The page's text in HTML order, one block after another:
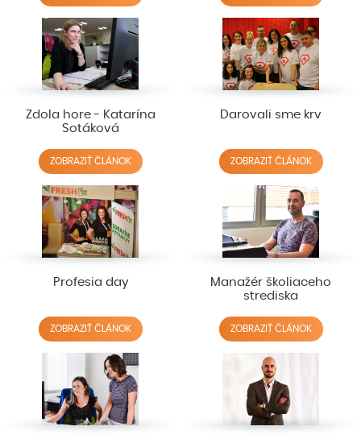
Zdola hore - Katarína
Sotáková
ZOBRAZIŤ ČLÁNOK
Darovali sme krv
ZOBRAZIŤ ČLÁNOK
Profesia day
ZOBRAZIŤ ČLÁNOK
Manažér školiaceho
strediska
ZOBRAZIŤ ČLÁNOK